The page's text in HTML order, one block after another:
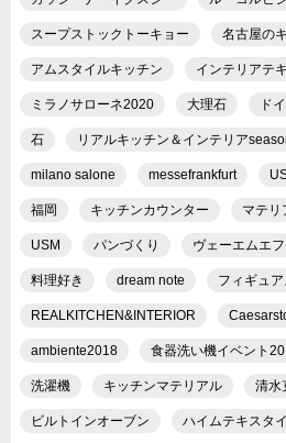
スープストックトーキョー 名古屋の
アムスタイルキッチン インテリアテ
ミラノサローネ2020 大理石 ド
石 リアルキッチン＆インテリア
milano salone messefrankfurt
福岡 キッチンカウンター マテリ
USM パンづくり ヴェーエムエフ
料理好き dream note フィギュア
REALKITCHEN&INTERIOR
ambiente2018 食器洗い機イベント
洗濯機 キッチンマテリアル 清水
ビルトインオーブン ハイムテキスタ